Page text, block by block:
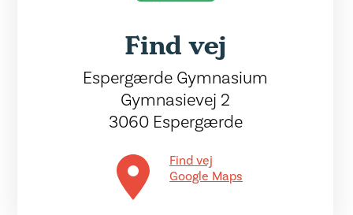
Find vej
Espergærde Gymnasium
Gymnasievej 2
3060 Espergærde
Find vej
Google Maps